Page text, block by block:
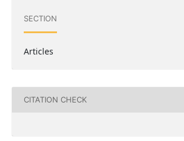
SECTION
Articles
CITATION CHECK